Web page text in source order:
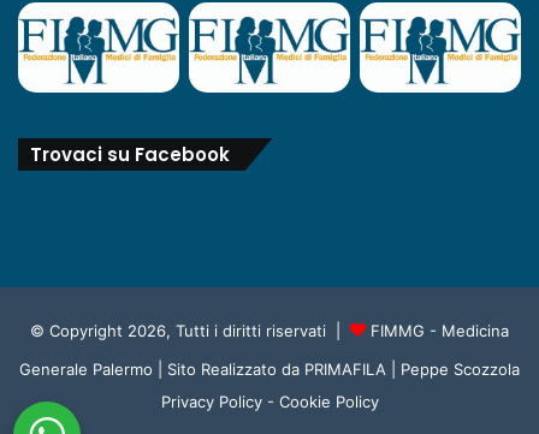
Trovaci su Facebook
© Copyright 2026, Tutti i diritti riservati |
FIMMG - Medicina
Generale Palermo | Sito Realizzato da PRIMAFILA | Peppe Scozzola
Privacy Policy- Cookie Policy